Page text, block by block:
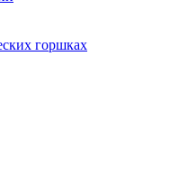
горшках